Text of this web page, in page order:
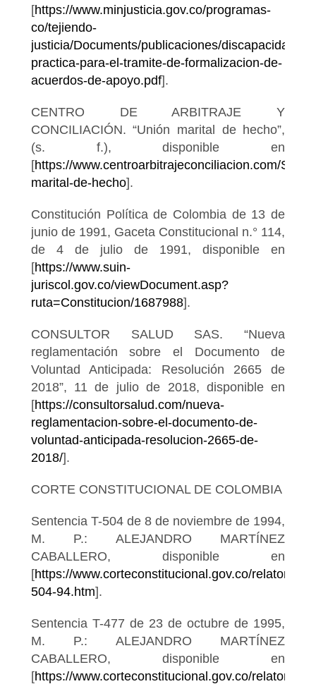
[https://www.minjusticia.gov.co/programas-
co/tejiendo-
justicia/Documents/publicaciones/discapacidad/
practica-para-el-tramite-de-formalizacion-de-
acuerdos-de-apoyo.pdf].
CENTRO DE ARBITRAJE Y
CONCILIACIÓN. “Unión marital de hecho”,
(s. f.), disponible en
[https://www.centroarbitrajeconciliacion.com/
marital-de-hecho].
Constitución Política de Colombia de 13 de
junio de 1991, Gaceta Constitucional n.° 114,
de 4 de julio de 1991, disponible en
[https://www.suin-
juriscol.gov.co/viewDocument.asp?
ruta=Constitucion/1687988].
CONSULTOR SALUD SAS. “Nueva
reglamentación sobre el Documento de
Voluntad Anticipada: Resolución 2665 de
2018”, 11 de julio de 2018, disponible en
[https://consultorsalud.com/nueva-
reglamentacion-sobre-el-documento-de-
voluntad-anticipada-resolucion-2665-de-
2018/].
CORTE CONSTITUCIONAL DE COLOMBIA
Sentencia T-504 de 8 de noviembre de 1994,
M. P.: ALEJANDRO MARTÍNEZ
CABALLERO, disponible en
[https://www.corteconstitucional.gov.co/relatoria/
504-94.htm].
Sentencia T-477 de 23 de octubre de 1995,
M. P.: ALEJANDRO MARTÍNEZ
CABALLERO, disponible en
[https://www.corteconstitucional.gov.co/relatoria/